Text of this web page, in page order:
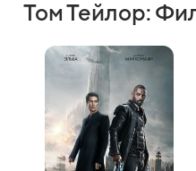
Том Тейлор: